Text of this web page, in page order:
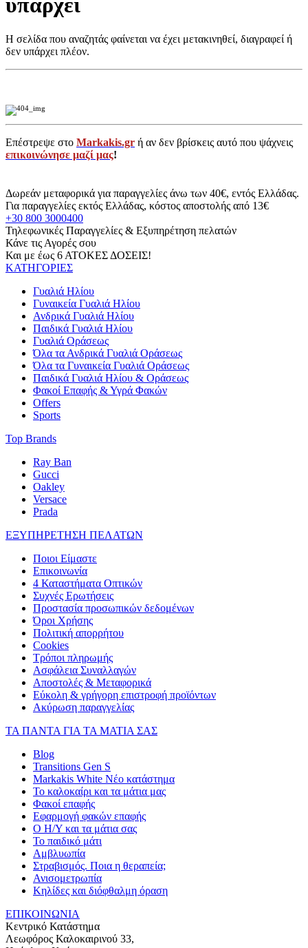
υπάρχει
Η σελίδα που αναζητάς φαίνεται να έχει μετακινηθεί, διαγραφεί ή
δεν υπάρχει πλέον.
Επέστρεψε στο Markakis.gr ή αν δεν βρίσκεις αυτό που ψάχνεις
επικοινώνησε μαζί μας!
Δωρεάν μεταφορικά για παραγγελίες άνω των 40€, εντός Ελλάδας.
Για παραγγελίες εκτός Ελλάδας, κόστος αποστολής από 13€
+30 800 3000400
Τηλεφωνικές Παραγγελίες & Εξυπηρέτηση πελατών
Κάνε τις Αγορές σου
Και με έως 6 ΑΤΟΚΕΣ ΔΟΣΕΙΣ!
ΚΑΤΗΓΟΡΙΕΣ
Γυαλιά Ηλίου
Γυναικεία Γυαλιά Ηλίου
Ανδρικά Γυαλιά Ηλίου
Παιδικά Γυαλιά Ηλίου
Γυαλιά Οράσεως
Όλα τα Ανδρικά Γυαλιά Οράσεως
Όλα τα Γυναικεία Γυαλιά Οράσεως
Παιδικά Γυαλιά Ηλίου & Οράσεως
Φακοί Επαφής & Υγρά Φακών
Offers
Sports
Top Brands
Ray Ban
Gucci
Oakley
Versace
Prada
ΕΞΥΠΗΡΕΤΗΣΗ ΠΕΛΑΤΩΝ
Ποιοι Είμαστε
Επικοινωνία
4 Καταστήματα Οπτικών
Συχνές Ερωτήσεις
Προστασία προσωπικών δεδομένων
Όροι Χρήσης
Πολιτική απορρήτου
Cookies
Τρόποι πληρωμής
Ασφάλεια Συναλλαγών
Αποστολές & Μεταφορικά
Εύκολη & γρήγορη επιστροφή προϊόντων
Ακύρωση παραγγελίας
ΤΑ ΠΑΝΤΑ ΓΙΑ ΤΑ ΜΑΤΙΑ ΣΑΣ
Blog
Transitions Gen S
Markakis White Νέο κατάστημα
Το καλοκαίρι και τα μάτια μας
Φακοί επαφής
Εφαρμογή φακών επαφής
Ο Η/Υ και τα μάτια σας
Το παιδικό μάτι
Αμβλυωπία
Στραβισμός. Ποια η θεραπεία;
Ανισομετρωπία
Κηλίδες και διόφθαλμη όραση
ΕΠΙΚΟΙΝΩΝΙΑ
Κεντρικό Κατάστημα
Λεωφόρος Καλοκαιρινού 33,